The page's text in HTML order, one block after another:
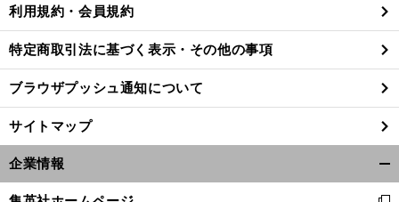
へ
利用規約・会員規約
特定商取引法に基づく表示・その他の事項
ブラウザプッシュ通知について
サイトマップ
企業情報